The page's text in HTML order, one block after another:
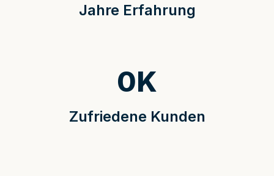
Jahre Erfahrung
Zufriedene Kunden
0K